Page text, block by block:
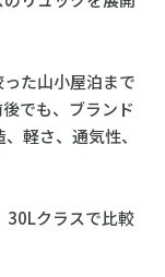
た山小屋泊まで
でも、ブランド
軽さ、通気性、
30Lクラスで比較